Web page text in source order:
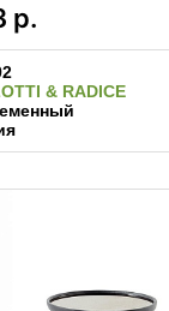
р.
& RADICE